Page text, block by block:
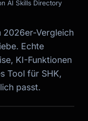
AI Skills Directory
2026er-Vergleich
Echte
KI-Funktionen
Tool für SHK,
passt.